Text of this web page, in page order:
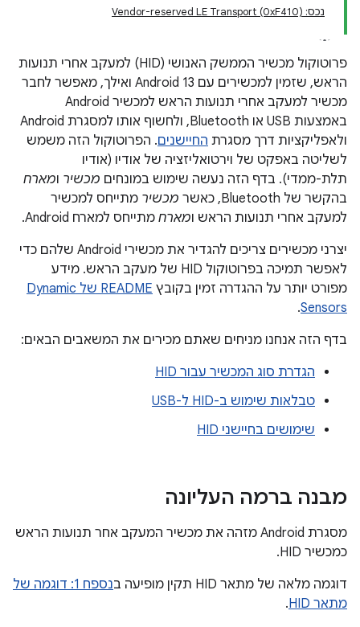
נכס: Vendor-reserved LE Transport (0xF410)
פרוטוקול מכשיר הממשק האנושי (HID) למעקב אחרי תנועות
הראש, שזמין למכשירים עם Android 13 ואילך, מאפשר לחבר
מכשיר למעקב אחרי תנועות הראש למכשיר Android
באמצעות USB או Bluetooth, ולחשוף אותו למסגרת Android
ולאפליקציות דרך מסגרת החיישנים. הפרוטוקול הזה משמש
לשליטה באפקט של וירטואליזציה של אודיו (אודיו
תלת-ממדי). בדף הזה נעשה שימוש במונחים מכשיר ומארח
בהקשר של Bluetooth, כאשר
מכשיר מתייחס למכשיר
למעקב אחרי תנועות הראש ומארח מתייחס למארח Android.
יצרני מכשירים צריכים להגדיר את מכשירי Android שלהם כדי
לאפשר תמיכה בפרוטוקול HID של מעקב הראש. מידע
מפורט יותר על ההגדרה זמין בקובץ
README של Dynamic
Sensors
.
בדף הזה אנחנו מניחים שאתם מכירים את המשאבים הבאים:
הגדרת סוג המכשיר עבור HID
טבלאות שימוש ב-HID ל-USB
שימושים בחיישני HID
מבנה ברמה העליונה
מסגרת Android מזהה את מכשיר המעקב אחר תנועות הראש
כמכשיר HID.
דוגמה מלאה של מתאר HID תקין מופיעה ב
נספח 1: דוגמה של
מתאר HID
.